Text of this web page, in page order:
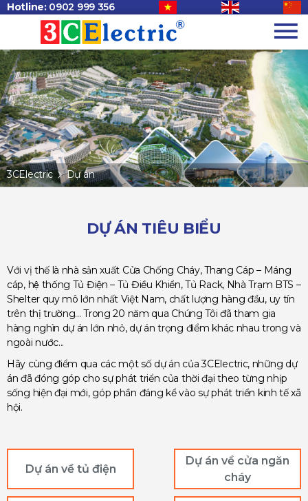
Hotline: 0902 999 356
3CElectric Dự án
DỰ ÁN TIÊU BIỂU
Với vị thế là nhà sản xuất Cửa Chống Cháy, Thang Cáp – Máng
cáp, hệ thống Tủ Điện – Tủ Điều Khiển, Tủ Rack, Nhà Trạm BTS –
Shelter quy mô lớn nhất Việt Nam, chất lượng hàng đầu, uy tín
trên thị trường... Trong 20 năm qua Chúng Tôi đã tham gia
hàng nghìn dự án lớn nhỏ, dự án trọng điểm khác nhau trong và
ngoài nước...
Hãy cùng điểm qua các một số dự án của 3CElectric, những dự
án đã đóng góp cho sự phát triển của thời đại theo từng nhịp
sống hiện đại mới, góp phần đáng kể vào sự phát triển kinh tế xã
hội.
Dự án về tủ điện
Dự án về cửa ngăn
cháy